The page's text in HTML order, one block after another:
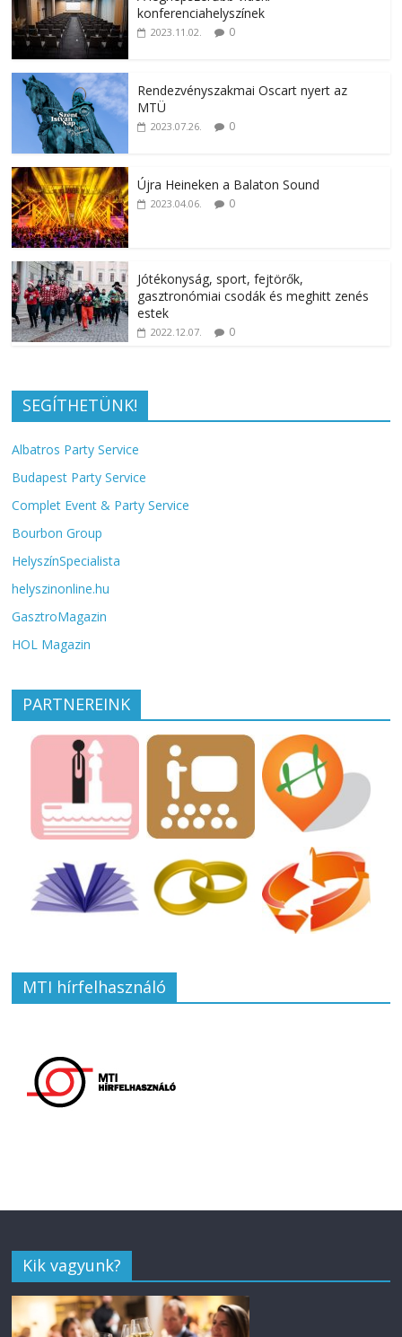
konferenciahelyszínek
2023.11.02. 0
Rendezvényszakmai Oscart nyert az
MTÜ
2023.07.26. 0
Újra Heineken a Balaton Sound
2023.04.06. 0
Jótékonyság, sport, fejtörők,
gasztronómiai csodák és meghitt zenés
estek
2022.12.07. 0
SEGÍTHETÜNK!
Albatros Party Service
Budapest Party Service
Complet Event & Party Service
Bourbon Group
HelyszínSpecialista
helyszinonline.hu
GasztroMagazin
HOL Magazin
PARTNEREINK
MTI hírfelhasználó
Kik vagyunk?